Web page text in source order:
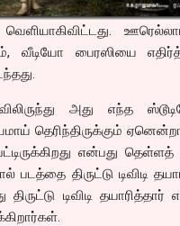
வீடியோ பைரஸியை
அது எந்த
தெரிந்திருக்கும்
என்பது
திருட்டு டிவிடி
டிவிடி தயாரித்தார்